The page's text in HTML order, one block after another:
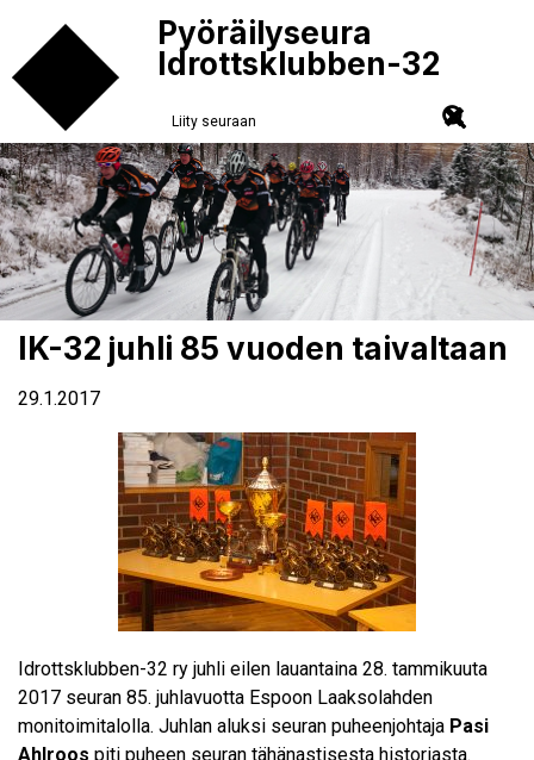
Pyöräilyseura
Idrottsklubben-32
Liity seuraan
IK-32 juhli 85 vuoden taivaltaan
29.1.2017
Idrottsklubben-32 ry juhli eilen lauantaina 28. tammikuuta
2017 seuran 85. juhlavuotta Espoon Laaksolahden
monitoimitalolla. Juhlan aluksi seuran puheenjohtaja Pasi
Ahlroos piti puheen seuran tähänastisesta historiasta.